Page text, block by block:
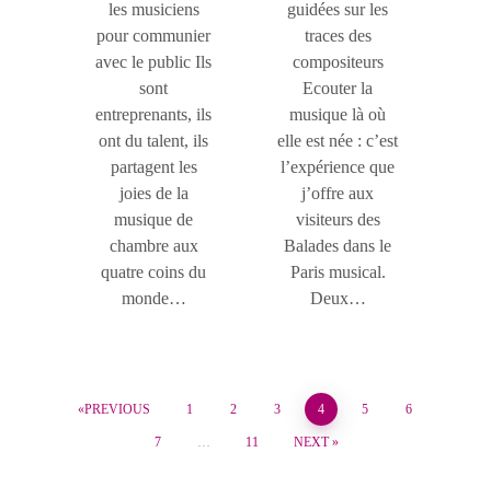
les musiciens
pour communier
avec le public Ils
sont
entreprenants, ils
ont du talent, ils
partagent les
joies de la
musique de
chambre aux
quatre coins du
monde…
guidées sur les
traces des
compositeurs
Ecouter la
musique là où
elle est née : c’est
l’expérience que
j’offre aux
visiteurs des
Balades dans le
Paris musical.
Deux…
PREVIOUS 1 2 3 4 5 6
7 … 11 NEXT